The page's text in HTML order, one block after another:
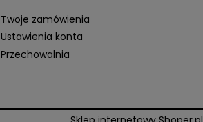
Twoje zamówienia
Ustawienia konta
Przechowalnia